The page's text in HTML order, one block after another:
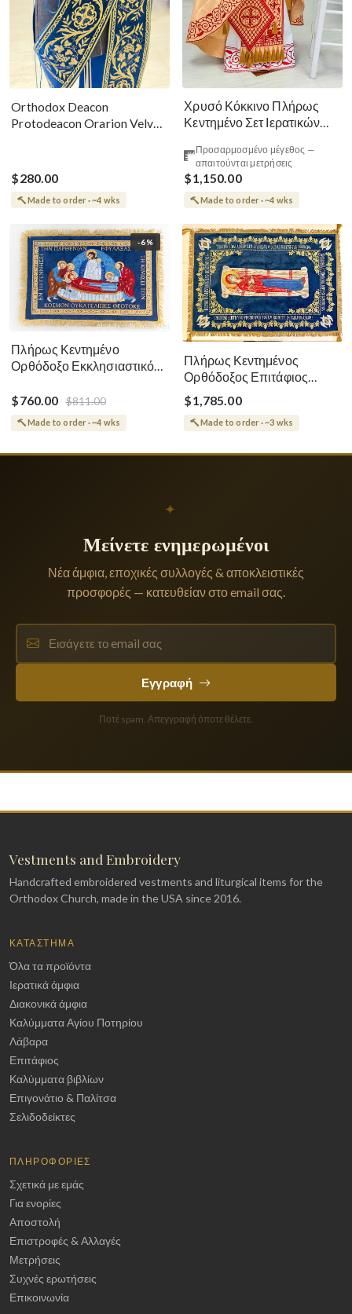
Orthodox Deacon
Protodeacon Orarion Velvet
$280.00
Made to order · ~4 wks
Χρυσό Κόκκινο Πλήρως
Κεντημένο Σετ Ιερατικών
Προσαρμοσμένο μέγεθος —
απαιτούνται μετρήσεις
$1,150.00
Made to order · ~4 wks
-6%
Πλήρως Κεντημένο
Ορθόδοξο Εκκλησιαστικό
Θεοτόκου
$760.00 $811.00
Made to order · ~4 wks
Πλήρως Κεντημένος
Ορθόδοξος Επιτάφιος
Κοίμησης
$1,785.00
Made to order · ~3 wks
✦
Μείνετε ενημερωμένοι
Νέα άμφια, εποχικές συλλογές & αποκλειστικές
προσφορές — κατευθείαν στο email σας.
Εγγραφή
Ποτέ spam. Απεγγραφή όποτε θέλετε.
Vestments and Embroidery
Handcrafted embroidered vestments and liturgical items for the
Orthodox Church, made in the USA since 2016.
ΚΑΤΆΣΤΗΜΑ
Όλα τα προϊόντα
Ιερατικά άμφια
Διακονικά άμφια
Καλύμματα Αγίου Ποτηρίου
Λάβαρα
Επιτάφιος
Καλύμματα βιβλίων
Επιγονάτιο & Παλίτσα
Σελιδοδείκτες
ΠΛΗΡΟΦΟΡΊΕΣ
Σχετικά με εμάς
Για ενορίες
Αποστολή
Επιστροφές & Αλλαγές
Μετρήσεις
Συχνές ερωτήσεις
Επικοινωνία